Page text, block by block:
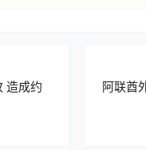
造成约
阿联酋